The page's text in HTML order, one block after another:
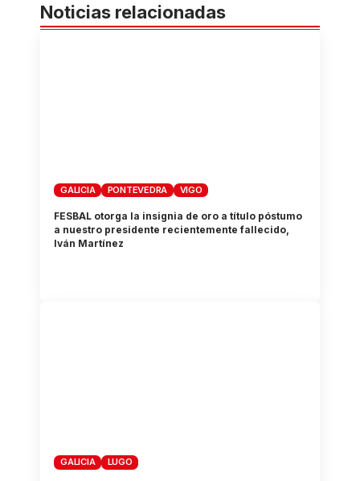
Noticias relacionadas
GALICIA PONTEVEDRA VIGO
FESBAL otorga la insignia de oro a título póstumo
a nuestro presidente recientemente fallecido,
Iván Martínez
GALICIA LUGO